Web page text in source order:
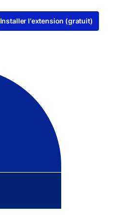
Installer l’extension (gratuit)